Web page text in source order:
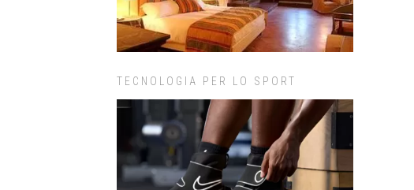
TECNOLOGIA PER LO SPORT